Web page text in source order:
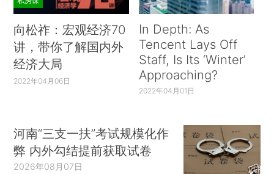
向松祚：宏观经济70
讲，带你了解国内外
经济大局
2022年04月06日
In Depth: As
Tencent Lays Off
Staff, Is Its ‘Winter’
Approaching?
2022年04月01日
河南“三支一扶”考试规模化作
弊 内外勾结提前获取试卷
2026年08月07日